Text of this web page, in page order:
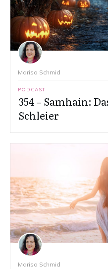
Marisa Schmid
PODCAST
354 – Samhain:
Schleier
Marisa Schmid